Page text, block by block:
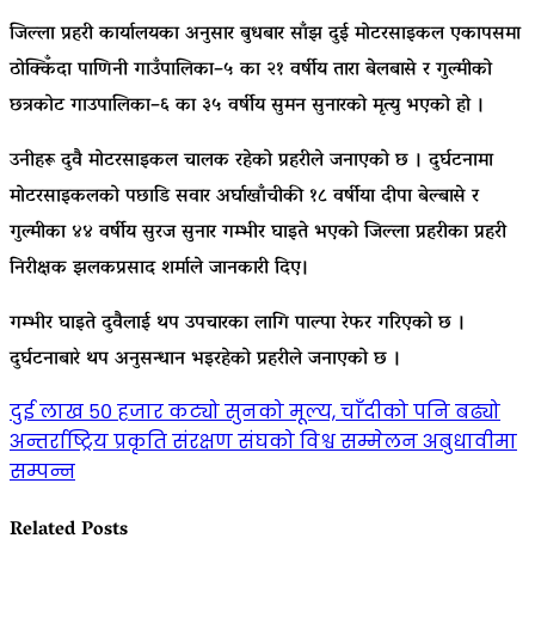
जिल्ला प्रहरी कार्यालयका अनुसार बुधबार साँझ दुई मोटरसाइकल एकापसमा
ठोक्किँदा पाणिनी गाउँपालिका–५ का २१ वर्षीय तारा बेलबासे र गुल्मीको
छत्रकोट गाउपालिका–६ का ३५ वर्षीय सुमन सुनारको मृत्यु भएको हो ।
उनीहरू दुवै मोटरसाइकल चालक रहेको प्रहरीले जनाएको छ । दुर्घटनामा
मोटरसाइकलको पछाडि सवार अर्घाखाँचीकी १८ वर्षीया दीपा बेल्बासे र
गुल्मीका ४४ वर्षीय सुरज सुनार गम्भीर घाइते भएको जिल्ला प्रहरीका प्रहरी
निरीक्षक झलकप्रसाद शर्माले जानकारी दिए।
गम्भीर घाइते दुवैलाई थप उपचारका लागि पाल्पा रेफर गरिएको छ ।
दुर्घटनाबारे थप अनुसन्धान भइरहेको प्रहरीले जनाएको छ ।
Post
navigation
दुई लाख ५० हजार कट्यो सुनको मूल्य, चाँदीको पनि बढ्यो
अन्तर्राष्ट्रिय प्रकृति संरक्षण संघको विश्व सम्मेलन अबुधावीमा
सम्पन्न
Related Posts